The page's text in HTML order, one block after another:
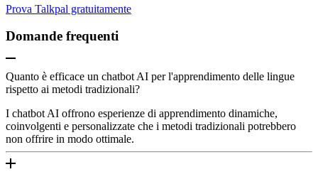
Prova Talkpal gratuitamente
Domande frequenti
Quanto è efficace un chatbot AI per l'apprendimento delle lingue
rispetto ai metodi tradizionali?
I chatbot AI offrono esperienze di apprendimento dinamiche,
coinvolgenti e personalizzate che i metodi tradizionali potrebbero
non offrire in modo ottimale.